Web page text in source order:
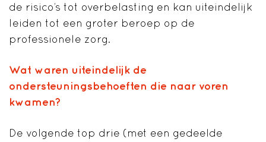
de risico’s tot overbelasting en kan uiteindelijk
leiden tot een groter beroep op de
professionele zorg.
Wat waren uiteindelijk de
ondersteuningsbehoeften die naar voren
kwamen?
De volgende top drie (met een gedeelde